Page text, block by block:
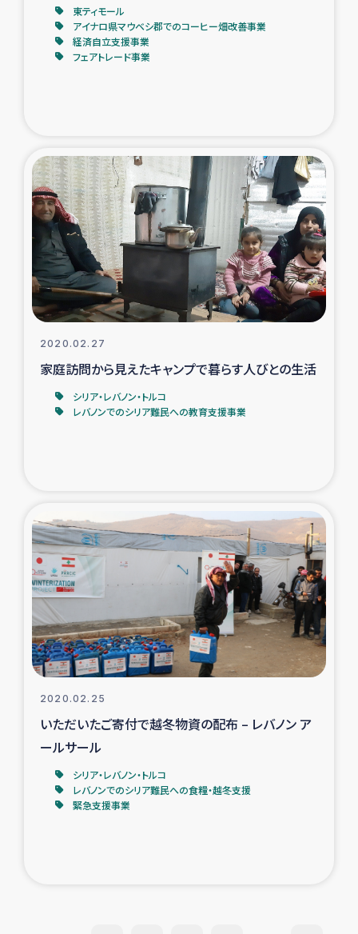
東ティモール
アイナロ県マウベシ郡でのコーヒー畑改善事業
経済自立支援事業
フェアトレード事業
2020.02.27
家庭訪問から見えたキャンプで暮らす人びとの生活
シリア・レバノン・トルコ
レバノンでのシリア難民への教育支援事業
2020.02.25
いただいたご寄付で越冬物資の配布 – レバノン ア
ールサール
シリア・レバノン・トルコ
レバノンでのシリア難民への食糧・越冬支援
緊急支援事業